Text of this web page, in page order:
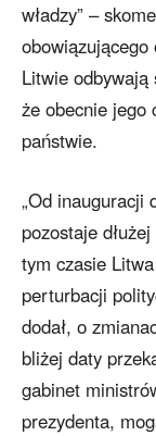
władzy” –
Litwie odbywają
że obecnie jego
państwie.
„Od inauguracji
pozostaje
tym czasie
perturbacji
dodał, o
bliżej daty
gabinet
prezydenta,